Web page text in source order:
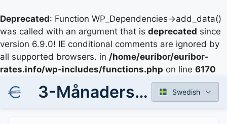
Deprecated: Function WP_Dependencies->add_data()
was called with an argument that is deprecated since
version 6.9.0! IE conditional comments are ignored by
all supported browsers. in /home/euribor/euribor-
rates.info/wp-includes/functions.php on line 6170
3-Månaders Euribor-ränta Swedish